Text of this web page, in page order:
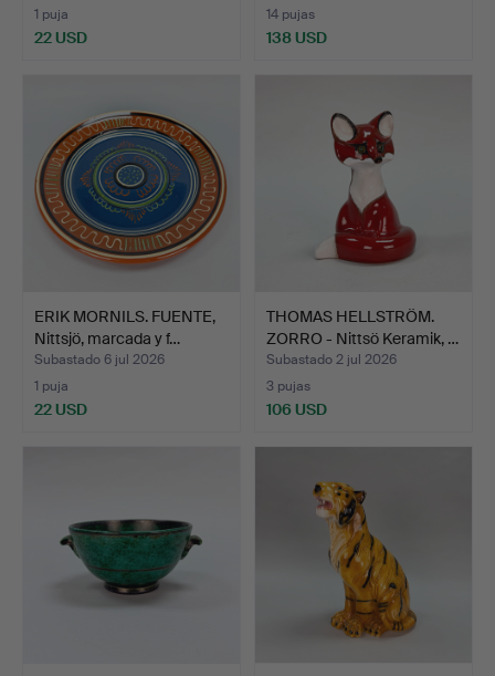
1 puja
22 USD
14 pujas
138 USD
ERIK MORNILS. FUENTE,
Nittsjö, marcada y f…
Subastado 6 jul 2026
1 puja
22 USD
THOMAS HELLSTRÖM.
ZORRO - Nittsö Keramik, …
Subastado 2 jul 2026
3 pujas
106 USD